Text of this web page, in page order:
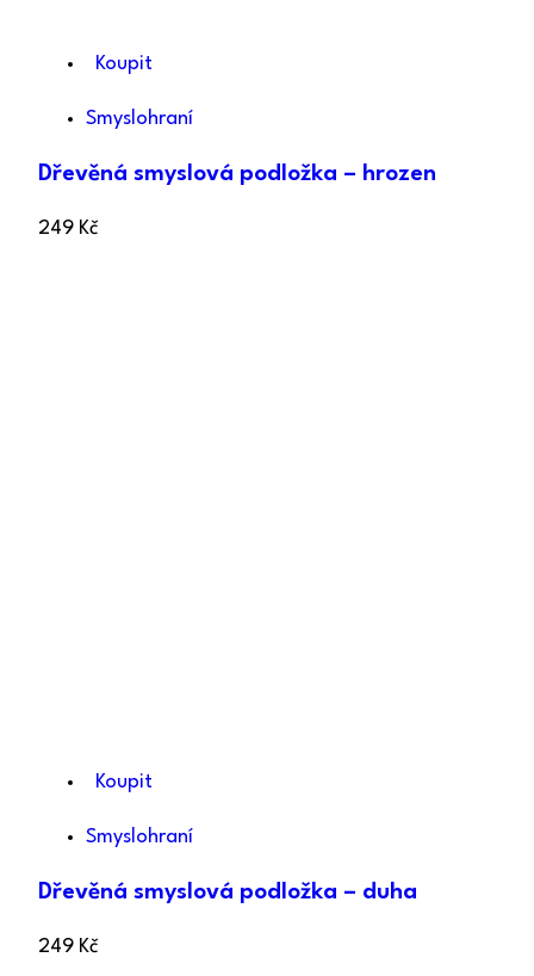
Koupit
Smyslohraní
Dřevěná smyslová podložka – hrozen
249 Kč
Koupit
Smyslohraní
Dřevěná smyslová podložka – duha
249 Kč